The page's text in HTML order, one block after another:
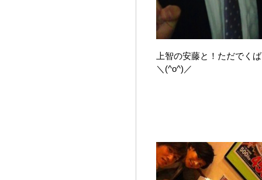
上智の安藤と！ただでく
＼(^o^)／